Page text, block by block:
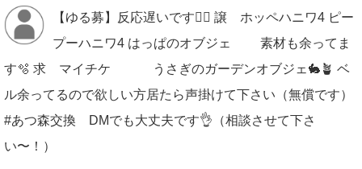
【ゆる募】反応遅いです🙇‍♀️ 譲 ホッペハニワ4 ピー
プーハニワ4 はっぱのオブジェ 素材も余ってま
す🫧 求 マイチケ うさぎのガーデンオブジェ🐇🪴 ベ
ル余ってるので欲しい方居たら声掛けて下さい（無償です）
#あつ森交換 DMでも大丈夫です👌（相談させて下さ
い〜！）